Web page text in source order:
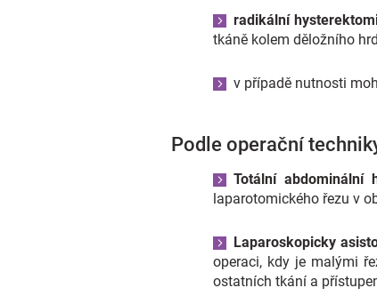
radikální
tkáně kolem děložního
v případě nutnosti
Podle operační
Totální abdominální
laparotomického řezu v
Laparoskopicky
operaci, kdy je malými
ostatních tkání a